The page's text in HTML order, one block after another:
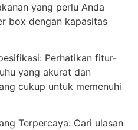
yang perlu Anda
box dengan kapasitas
Perhatikan fitur-
yang akurat dan
cukup untuk memenuhi
Terpercaya: Cari ulasan